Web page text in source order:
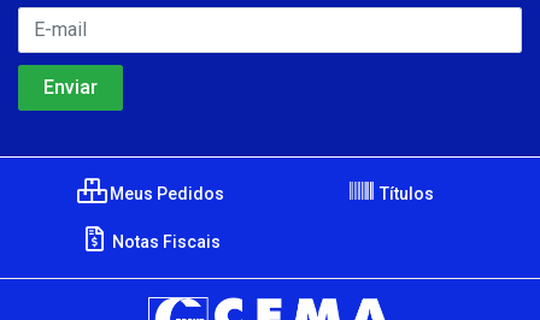
Meus Pedidos Títulos
Notas Fiscais